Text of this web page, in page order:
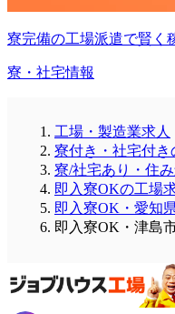
寮完備の工場派遣で賢く
寮・社宅情報
工場・製造業求人
寮付き・社宅付
寮/社宅あり・住
即入寮OKの工場
即入寮OK・愛知
即入寮OK・津島